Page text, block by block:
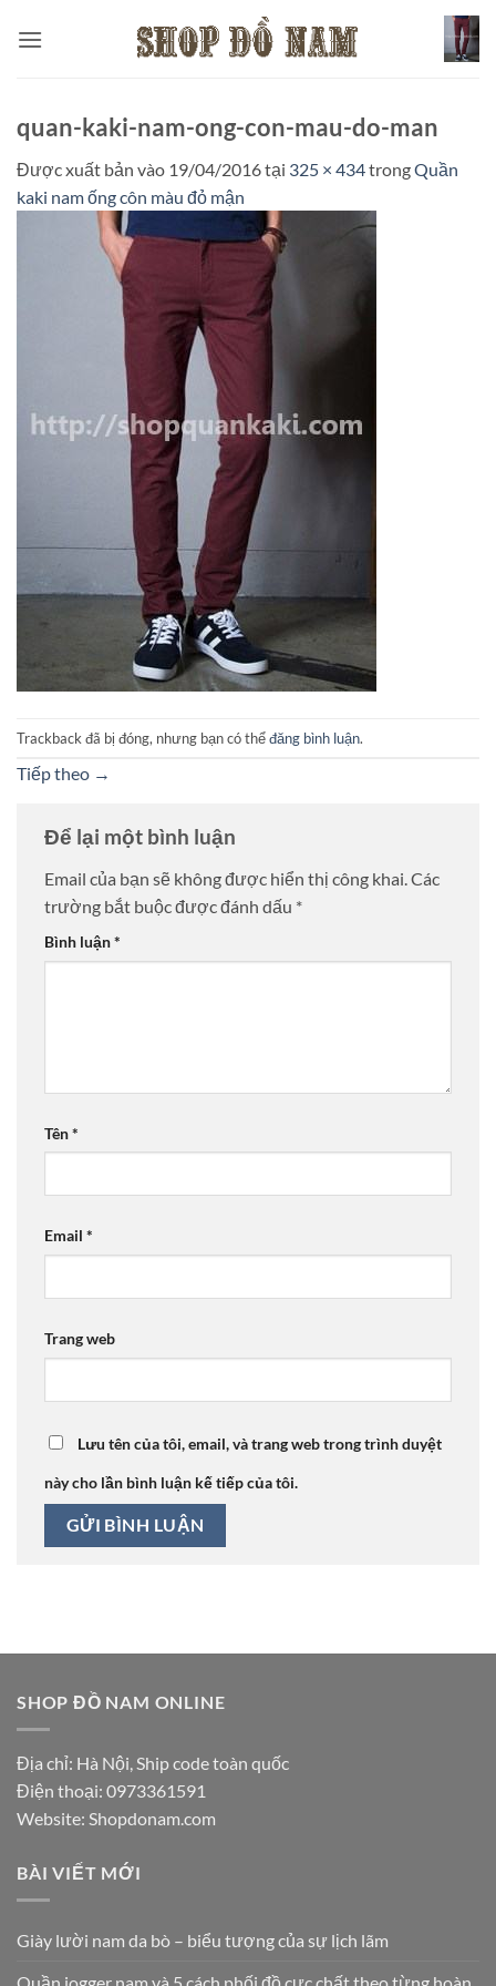
qua
quan-kaki-nam-ong-con-mau-do-man
Được xuất bản vào 19/04/2016tại 325 × 434trongQuần
kaki nam ống côn màu đỏ mận
Trackback đã bị đóng, nhưng bạn có thểđăng bình luận.
Tiếp theo →
Để lại một bình luận
Email của bạn sẽ không được hiển thị công khai.Các
trường bắt buộc được đánh dấu *
Bình luận*
Tên*
Email *
Trang web
Lưu tên của tôi, email, và trang web trong trình duyệt
này cho lần bình luận kế tiếp của tôi.
SHOP ĐỒ NAM ONLINE
Địa chỉ: Hà Nội, Ship code toàn quốc
Điện thoại: 0973361591
Website: Shopdonam.com
BÀI VIẾT MỚI
Giày lười nam da bò – biểu tượng của sự lịch lãm
Quần jogger nam và 5 cách phối đồ cực chất theo từng hoàn